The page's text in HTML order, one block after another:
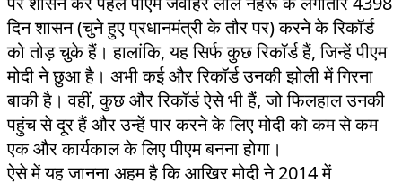
दिन शासन (चुने हुए प्रधानमंत्री के तौर पर) करने के रिकॉर्ड
को तोड़ चुके हैं। हालांकि, यह सिर्फ कुछ रिकॉर्ड हैं, जिन्हें पीएम
मोदी ने छुआ है। अभी कई और रिकॉर्ड उनकी झोली में गिरना
बाकी है। वहीं, कुछ और रिकॉर्ड ऐसे भी हैं, जो फिलहाल उनकी
पहुंच से दूर हैं और उन्हें पार करने के लिए मोदी को कम से कम
एक और कार्यकाल के लिए पीएम बनना होगा।
ऐसे में यह जानना अहम है कि आखिर मोदी ने 2014 में